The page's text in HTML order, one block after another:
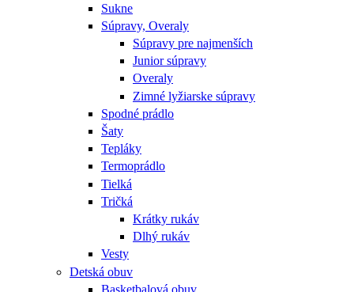
Sukne
Súpravy, Overaly
Súpravy pre najmenších
Junior súpravy
Overaly
Zimné lyžiarske súpravy
Spodné prádlo
Šaty
Tepláky
Termoprádlo
Tielká
Tričká
Krátky rukáv
Dlhý rukáv
Vesty
Detská obuv
Basketbalová obuv